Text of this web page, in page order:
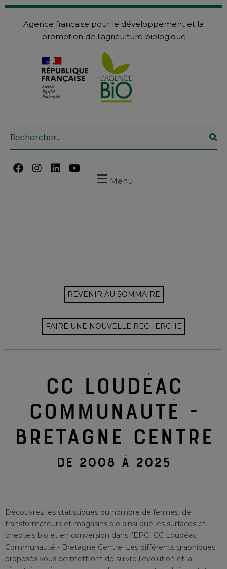
Agence française pour le développement et la
promotion de l'agriculture biologique
Menu
REVENIR AU SOMMAIRE
FAIRE UNE NOUVELLE RECHERCHE
CC LOUDÉAC
COMMUNAUTÉ -
BRETAGNE CENTRE
DE 2008 À 2025
Découvrez les statistiques du nombre de fermes, de
transformateurs et magasins bio ainsi que les surfaces et
cheptels bio et en conversion dans l'EPCI CC Loudéac
Communauté - Bretagne Centre. Les différents graphiques
proposés vous permettront de suivre l'évolution et la